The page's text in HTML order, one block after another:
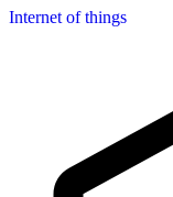
Internet of things